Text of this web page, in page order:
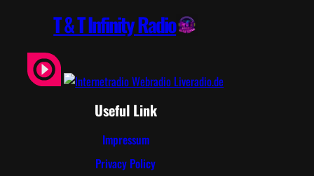
T & T Infinity Radio
Useful Link
Impressum
Privacy Policy